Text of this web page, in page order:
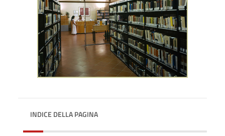
INDICE DELLA PAGINA